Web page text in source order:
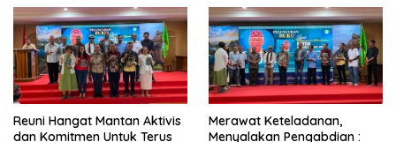
Reuni Hangat Mantan Aktivis
dan Komitmen Untuk Terus
Merawat Keteladanan,
Menyalakan Pengabdian :